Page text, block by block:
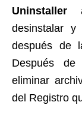
Uninstaller
desinstalar
después de
Después de
eliminar
del Registro